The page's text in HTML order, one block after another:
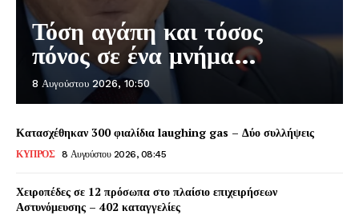
Τόση αγάπη και τόσος
πόνος σε ένα μνήμα…
8 Αυγούστου 2026, 10:50
Κατασχέθηκαν 300 φιαλίδια laughing gas – Δύο συλλήψεις
ΚΥΠΡΟΣ 8 Αυγούστου 2026, 08:45
Χειροπέδες σε 12 πρόσωπα στο πλαίσιο επιχειρήσεων
Αστυνόμευσης – 402 καταγγελίες